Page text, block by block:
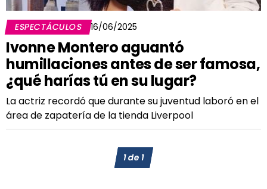
ESPECTÁCULOS 16/06/2025
Ivonne Montero aguantó
humillaciones antes de ser famosa,
¿qué harías tú en su lugar?
La actriz recordó que durante su juventud laboró en el
área de zapatería de la tienda Liverpool
1de1